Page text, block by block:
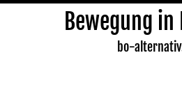
Bewegung in
bo-